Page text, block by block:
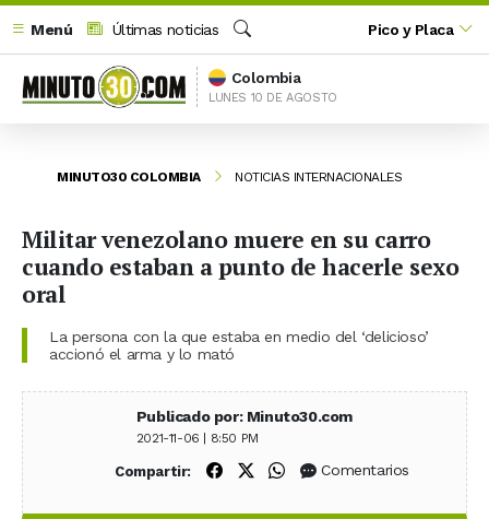
Menú
Últimas noticias
Buscar
Pico y Placa
Colombia
LUNES 10 DE AGOSTO
MINUTO30 COLOMBIA NOTICIAS INTERNACIONALES
Militar venezolano muere en su carro
cuando estaban a punto de hacerle sexo
oral
La persona con la que estaba en medio del ‘delicioso’
accionó el arma y lo mató
Publicado por: Minuto30.com
2021-11-06 | 8:50 PM
Compartir: Compartir en Facebook
Compartir en X (Twitter)
Compartir en WhatsApp
Comentarios